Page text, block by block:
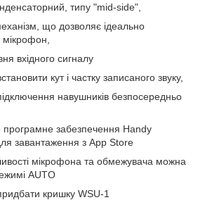
типу "mid-side",
що дозволяє ідеально
вхідного сигналу
кут і частку записаного звуку,
навушників безпосередньо
програмне забезпечення Handy
завантаження з App Store
мікрофона та обмежувача можна
AUTO
кришку WSU-1